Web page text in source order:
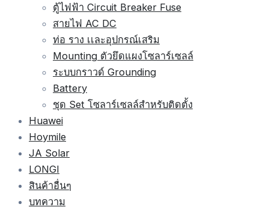
ตู้ไฟฟ้า Circuit Breaker Fuse
สายไฟ AC DC
ท่อ ราง เเละอุปกรณ์เสริม
Mounting ตัวยึดแผงโซลาร์เซลล์
ระบบกราวด์ Grounding
Battery
ชุด Set โซลาร์เซลล์สำหรับติดตั้ง
Huawei
Hoymile
JA Solar
LONGI
สินค้าอื่นๆ
บทความ